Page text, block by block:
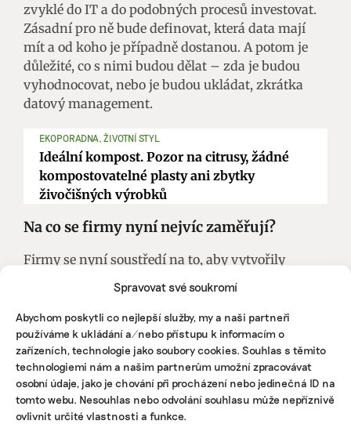
Spravovat své soukromí
Abychom poskytli co nejlepší služby, my a naši partneři
používáme k ukládání a/nebo přístupu k informacím o
zařízeních, technologie jako soubory cookies. Souhlas s těmito
technologiemi nám a našim partnerům umožní zpracovávat
osobní údaje, jako je chování při procházení nebo jedinečná ID na
tomto webu. Nesouhlas nebo odvolání souhlasu může nepříznivě
ovlivnit určité vlastnosti a funkce.
zvyklé do IT a do podobných procesů investovat.
Zásadní pro ně bude definovat, která data mají
mít a od koho je případně dostanou. A potom je
důležité, co s nimi budou dělat – zda je budou
vyhodnocovat, nebo je budou ukládat, zkrátka
datový management.
EKOPORADNA, ŽIVOTNÍ STYL
Ideální kompost. Pozor na citrusy, žádné
kompostovatelné plasty ani zbytky
živočišných výrobků
Na co se firmy nyní nejvíc zaměřují?
Firmy se nyní soustředí na to, aby vytvořily
prohlášení o náležité péči a získaly referenční
číslo nebo identifikátor pro dovážené zboží,
protože bez čísla by se žádná budoucí zásilka
neměla do Evropské unie dostat. Aby ale podnik
mohl vytvořit prohlášení, musí mít hlavně
informace o vzniku zboží, což je mnohem
náročnější. Je totiž potřeba kontaktovat několik
dalších protistran, od kterých vůbec nemůžete